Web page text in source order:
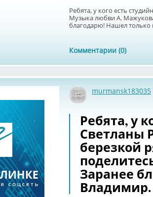
Ребята, у кого есть
Музыка любви А.
благодарю! Нашел
Комментарии (0)
murmansk183035
Ребята, у
Светланы
березкой
Заранее
Владимир.